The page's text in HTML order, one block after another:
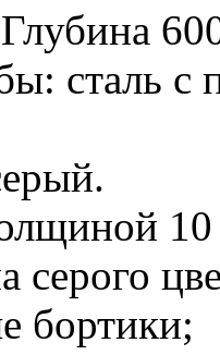
сталь
серого
бортики;